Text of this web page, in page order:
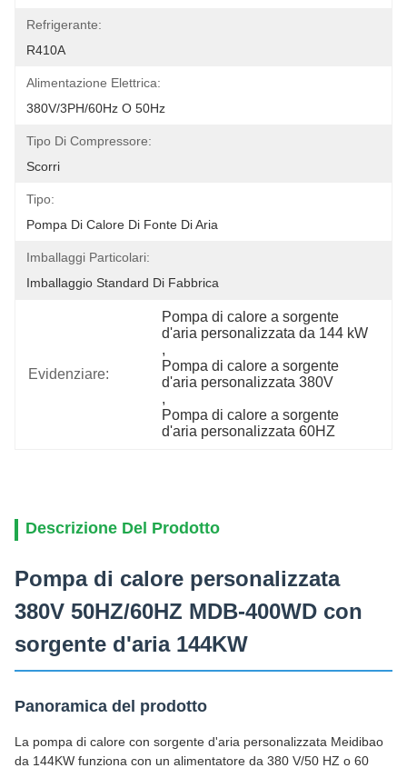
Refrigerante:
R410A
Alimentazione Elettrica:
380V/3PH/60Hz O 50Hz
Tipo Di Compressore:
Scorri
Tipo:
Pompa Di Calore Di Fonte Di Aria
Imballaggi Particolari:
Imballaggio Standard Di Fabbrica
Evidenziare:
Pompa di calore a sorgente
d'aria personalizzata da 144 kW
,
Pompa di calore a sorgente
d'aria personalizzata 380V
,
Pompa di calore a sorgente
d'aria personalizzata 60HZ
Descrizione Del Prodotto
Pompa di calore personalizzata
380V 50HZ/60HZ MDB-400WD con
sorgente d'aria 144KW
Panoramica del prodotto
La pompa di calore con sorgente d'aria personalizzata Meidibao
da 144KW funziona con un alimentatore da 380 V/50 HZ o 60